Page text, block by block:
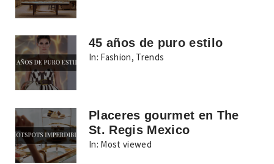
45 años de puro estilo
In: Fashion, Trends
Placeres gourmet en The
St. Regis Mexico
In: Most viewed